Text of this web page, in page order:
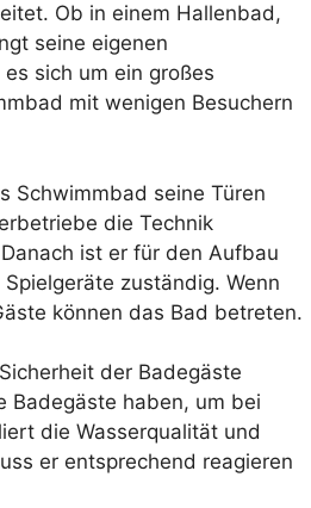
Ob in einem Hallenbad,
seine eigenen
sich um ein großes
mit wenigen Besuchern
Schwimmbad seine Türen
die Technik
ist er für den Aufbau
zuständig. Wenn
können das Bad betreten.
der Badegäste
Badegäste haben, um bei
die Wasserqualität und
er entsprechend reagieren